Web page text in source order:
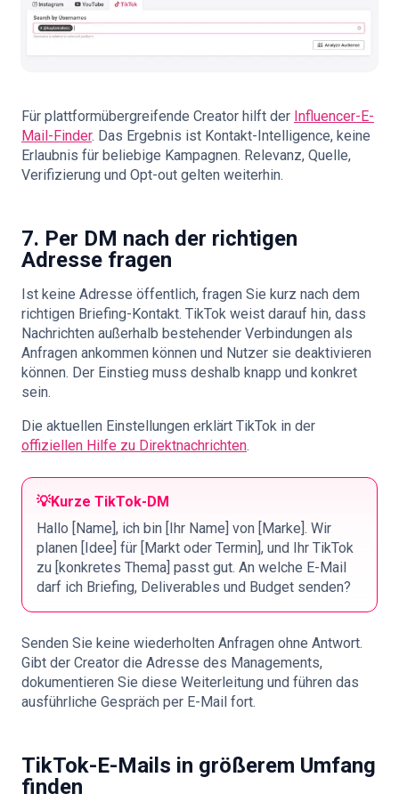
Für plattformübergreifende Creator hilft der Influencer-E-
Mail-Finder. Das Ergebnis ist Kontakt-Intelligence, keine
Erlaubnis für beliebige Kampagnen. Relevanz, Quelle,
Verifizierung und Opt-out gelten weiterhin.
7. Per DM nach der richtigen
Adresse fragen
Ist keine Adresse öffentlich, fragen Sie kurz nach dem
richtigen Briefing-Kontakt. TikTok weist darauf hin, dass
Nachrichten außerhalb bestehender Verbindungen als
Anfragen ankommen können und Nutzer sie deaktivieren
können. Der Einstieg muss deshalb knapp und konkret
sein.
Die aktuellen Einstellungen erklärt TikTok in der
offiziellen Hilfe zu Direktnachrichten.
💡Kurze TikTok-DM
Hallo [Name], ich bin [Ihr Name] von [Marke]. Wir
planen [Idee] für [Markt oder Termin], und Ihr TikTok
zu [konkretes Thema] passt gut. An welche E-Mail
darf ich Briefing, Deliverables und Budget senden?
Senden Sie keine wiederholten Anfragen ohne Antwort.
Gibt der Creator die Adresse des Managements,
dokumentieren Sie diese Weiterleitung und führen das
ausführliche Gespräch per E-Mail fort.
TikTok-E-Mails in größerem Umfang
finden